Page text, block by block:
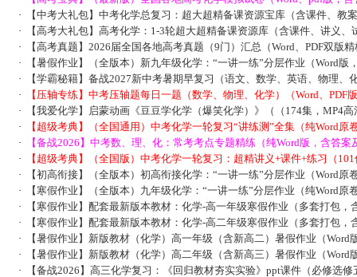
·
【中考大礼包】中考化学总复习：超大超精备课资源宝库（含课件、教
·
【高考大礼包】高考化学：1-3轮超大超精备课资源库（含课件、讲义、
·
【高考真题】2026届全国各地高考真题（9门）汇总（Word、PDF双版
·
【暑假作业】（全版本）新九年级化学：“一讲一练”分层作业（Word版
·
【学霸秘籍】备战2027新中考暑期早复习（语文、数学、英语、物理、
·
【压轴专练】中考压轴题每日一题（数学、物理、化学）（Word、PDF
·
【我爱化学】启蒙动画《豆豆学化学（爆笑化学）》（（174集，MP4高
·
【超级考典】（全国通用）中考化学一轮复习“讲练测”全集（纯Word原
·
【备战2026】中考数、理、化：常考考点专题精练（纯Word版，含答案
·
【超级考典】（全国版）中考化学一轮复习：超精讲义+课件+练习（
·
【初高衔接】（全版本）初高衔接化学：“一讲一练”分层作业（Word原
·
【寒假作业】（全版本）九年级化学：“一讲一练”分层作业（纯Word原
·
【寒假作业】配套最新版本教材：化学-高一年级寒假作业（多套打包，
·
【寒假作业】配套最新版本教材：化学-高二年级寒假作业（多套打包，
·
【暑假作业】新版教材（化学）高一年级（含新高二）暑假作业（Word
·
【暑假作业】新版教材（化学）高二年级（含新高三）暑假作业（Word
·
【备战2026】高三化学复习：《回归教材夯实实验》ppt课件（必修选修